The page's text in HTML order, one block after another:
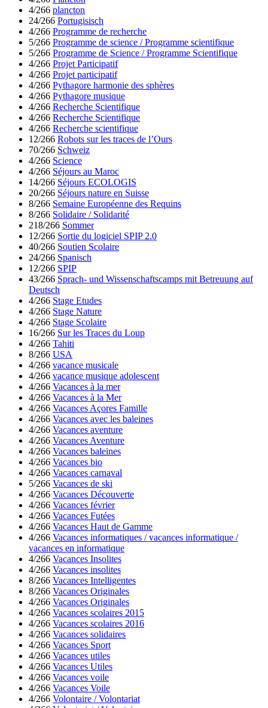
4/266 plancton
24/266 Portugisisch
4/266 Programme de recherche
5/266 Programme de science / Programme scientifique
5/266 Programme de Science / Programme Scientifique
4/266 Projet Participatif
4/266 Projet participatif
4/266 Pythagore harmonie des sphères
4/266 Pythagore musique
4/266 Recherche Scientifique
4/266 Recherche Scientifique
4/266 Recherche scientifique
12/266 Robots sur les traces de l’Ours
70/266 Schweiz
4/266 Science
4/266 Séjours au Maroc
14/266 Séjours ECOLOGIS
20/266 Séjours nature en Suisse
8/266 Semaine Européenne des Requins
8/266 Solidaire / Solidarité
218/266 Sommer
12/266 Sortie du logiciel SPIP 2.0
40/266 Soutien Scolaire
24/266 Spanisch
12/266 SPIP
43/266 Sprach- und Wissenschaftscamps mit Betreuung auf
Deutsch
4/266 Stage Etudes
4/266 Stage Nature
4/266 Stage Scolaire
16/266 Sur les Traces du Loup
4/266 Tahiti
8/266 USA
4/266 vacance musicale
4/266 vacance musique adolescent
4/266 Vacances à la mer
4/266 Vacances à la Mer
4/266 Vacances Açores Famille
4/266 Vacances avec les baleines
4/266 Vacances aventure
4/266 Vacances Aventure
4/266 Vacances baleines
4/266 Vacances bio
4/266 Vacances carnaval
5/266 Vacances de ski
4/266 Vacances Découverte
4/266 Vacances février
4/266 Vacances Futées
4/266 Vacances Haut de Gamme
4/266 Vacances informatiques / vacances informatique /
vacances en informatique
4/266 Vacances Insolites
4/266 Vacances insolites
8/266 Vacances Intelligentes
8/266 Vacances Originales
4/266 Vacances Originales
4/266 Vacances scolaires 2015
4/266 Vacances scolaires 2016
4/266 Vacances solidaires
4/266 Vacances Sport
4/266 Vacances utiles
4/266 Vacances Utiles
4/266 Vacances voile
4/266 Vacances Voile
4/266 Volontaire / Volontariat